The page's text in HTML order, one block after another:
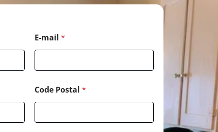
E-mail *
Code Postal *